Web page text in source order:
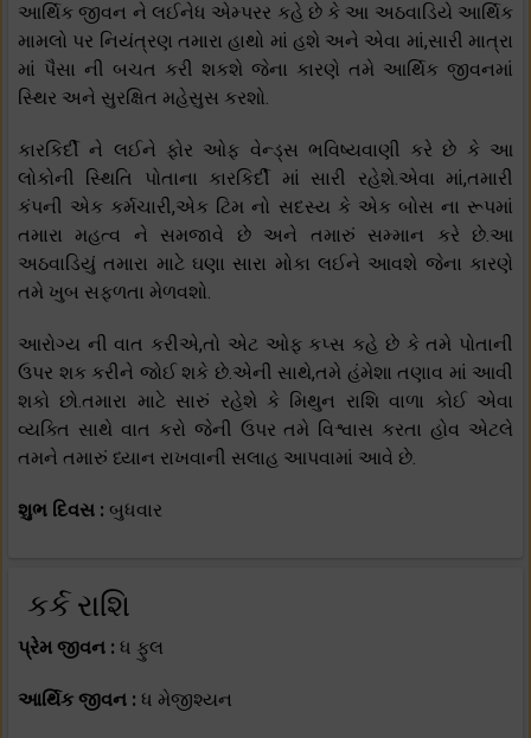
આર્થિક જીવન ને લઈનેધ એમ્પરર કહે છે કે આ અઠવાડિયે આર્થિક
મામલો પર નિયંત્રણ તમારા હાથો માં હશે અને એવા માં,સારી માત્રા
માં પૈસા ની બચત કરી શકશે જેના કારણે તમે આર્થિક જીવનમાં
સ્થિર અને સુરક્ષિત મહેસુસ કરશો.
કારકિર્દી ને લઈને ફોર ઓફ વેન્ડ્સ ભવિષ્યવાણી કરે છે કે આ
લોકોની સ્થિતિ પોતાના કારકિર્દી માં સારી રહેશે.એવા માં,તમારી
કંપની એક કર્મચારી,એક ટિમ નો સદસ્ય કે એક બોસ ના રૂપમાં
તમારા મહત્વ ને સમજાવે છે અને તમારું સમ્માન કરે છે.આ
અઠવાડિયું તમારા માટે ઘણા સારા મોકા લઈને આવશે જેના કારણે
તમે ખુબ સફળતા મેળવશો.
આરોગ્ય ની વાત કરીએ,તો એટ ઓફ કપ્સ કહે છે કે તમે પોતાની
ઉપર શક કરીને જોઈ શકે છે.એની સાથે,તમે હંમેશા તણાવ માં આવી
શકો છો.તમારા માટે સારું રહેશે કે મિથુન રાશિ વાળા કોઈ એવા
વ્યક્તિ સાથે વાત કરો જેની ઉપર તમે વિશ્વાસ કરતા હોવ એટલે
તમને તમારું ધ્યાન રાખવાની સલાહ આપવામાં આવે છે.
શુભ દિવસ : બુધવાર
કર્ક રાશિ
પ્રેમ જીવન : ધ ફુલ
આર્થિક જીવન : ધ મેજીશ્યન